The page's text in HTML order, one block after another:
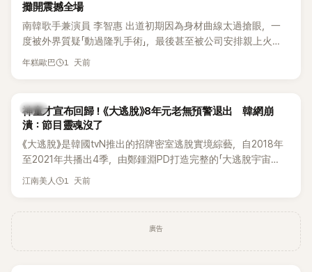
攤開震撼全場
南韓歌手兼演員 李智惠 出道初期因為身材曲線太過搶眼，一
度被外界質疑「動過隆乳手術」，最後甚至被公司安排親上火
線，召開前所未見的「泳裝記者會」澄清。這場記者會後來還被
熱議。 2日播出的 SBS 綜藝節目《我的經紀人太難搞－秘書
鎮》，邀請同時兼顧工作與育兒的演藝圈代表「媽媽群」——李智
惠、李賢怡、李恩亨，以第13位「My Star」身分登場，分享最真
實的生活日常。 節目一開始，李瑞鎮 率先與李智惠會合，兩人
邊搭車邊聊天，氣氛輕鬆。聊到最近的新聞，李瑞鎮突然直球
發問：「妳不是上新聞了？說妳去做整形？是人中縮短手術嗎？」
惠也毫不閃躲，淡定接招，兩人鬥嘴默契十足。 話題接著一路
延燒到過去的爭議。李瑞鎮脫口補刀：「妳以前不是還在游泳池
年糕歐巴 1 天前
韓星
神童才宣布回歸！《大逃脫》8年元老無預警退出 韓網崩
潰：節目靈魂沒了
《大逃脫》是韓國tvN推出的招牌密室逃脫實境綜藝，自2018年
至2021年共播出4季，由鄭鍾淵PD打造完整的「大逃脫宇宙
（DTCU）」，憑藉燒腦劇情、電影級場景與龐大世界觀，累積
江南美人 1 天前
廣告